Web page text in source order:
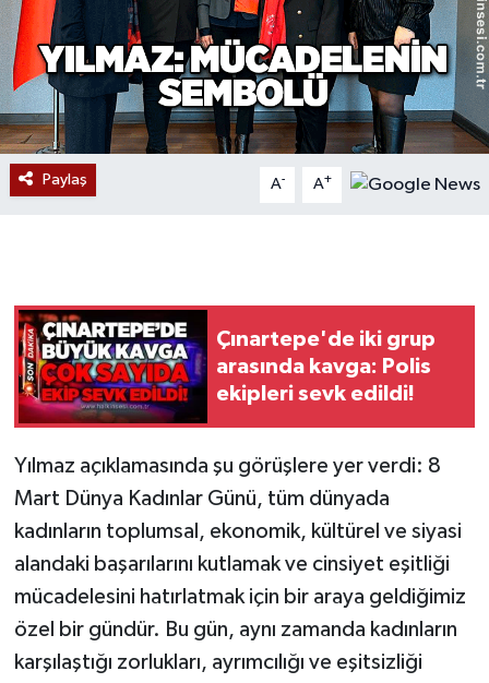
Paylaş A- A+
Çınartepe'de iki grup
arasında kavga: Polis
ekipleri sevk edildi!
Yılmaz açıklamasında şu görüşlere yer verdi: 8
Mart Dünya Kadınlar Günü, tüm dünyada
kadınların toplumsal, ekonomik, kültürel ve siyasi
alandaki başarılarını kutlamak ve cinsiyet eşitliği
mücadelesini hatırlatmak için bir araya geldiğimiz
özel bir gündür. Bu gün, aynı zamanda kadınların
karşılaştığı zorlukları, ayrımcılığı ve eşitsizliği
BİLİM VE TEKNOLOJİ
DUNYA
Düzce
Eğitim
Genel
Gökçebey
GÜNDEM
İş ilanı
Kilimli
MAGAZİN